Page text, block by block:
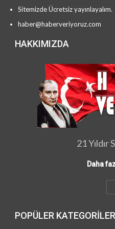
Sitemizde Ücretsiz yayınlayalım.
haber@haberveriyoruz.com
HAKKIMIZDA
21 Yıldır
Daha
POPÜLER KATEGORILER